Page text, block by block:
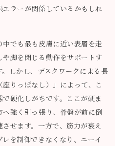
エラーが関係しているかもしれ
でも最も皮膚に近い表層を走
や脚を閉じる動作をサポートす
しかし、デスクワークによる長
りっぱなし）」によって、こ
硬化しがちです。ここが硬ま
強く引っ張り、骨盤が前に倒
せます。一方で、筋力が衰え
を制御できなくなり、ニーイ